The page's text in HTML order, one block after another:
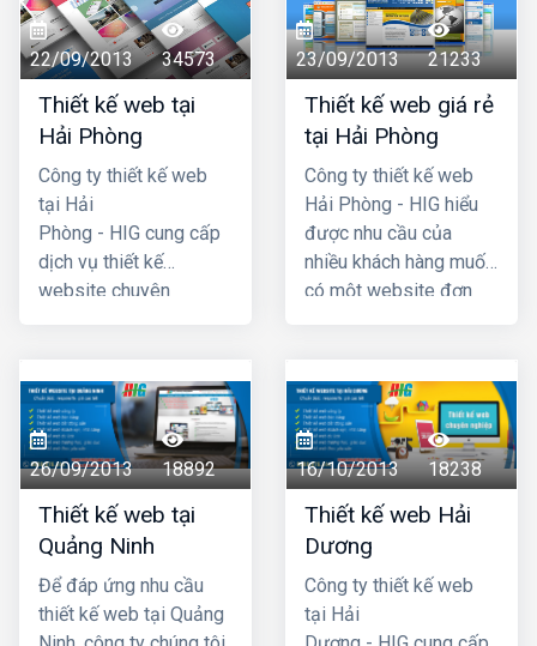
22/09/2013 34573
Thiết kế web tại
Hải Phòng
Công ty thiết kế web
tại Hải
Phòng - HIG cung cấp
dịch vụ thiết kế
website chuyên
kế web hợp lý, giá cả
cạnh tranh nhất. Công
ty chúng tôi có đội ngũ
lập trình nhiều kinh
nhgiệm, đội ngũ tư vấn
am hiểu nhiệt tình với
khách hàng. Mã
nguồn website dùng
thiết kế được chúng tôi
tự phát triển có độ bảo
23/09/2013 21233
Thiết kế web giá rẻ
tại Hải Phòng
Công ty thiết kế web
Hải Phòng - HIG hiểu
được nhu cầu của
nhiều khách hàng muốn
có một website đơn
đưa ra chương trình
thiết kế website giá rẻ
tại hải phòng chỉ với
4 triệu -> 5 triệu đồng
(trọn gói đã bao gồm
tên miền .com +
hosting + chứng thực
tên miền SSL) là quý
khách đã có một
website hoàn chỉnh
26/09/2013 18892
Thiết kế web tại
Quảng Ninh
Để đáp ứng nhu cầu
thiết kế web tại Quảng
16/10/2013 18238
Thiết kế web Hải
Dương
Công ty thiết kế web
tại Hải